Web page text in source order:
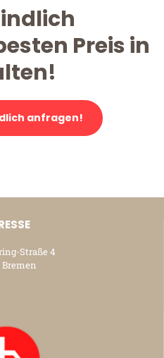
Preis in
anfragen!
Straße 4
Bremen